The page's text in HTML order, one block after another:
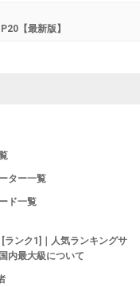
【最新版】
ター一覧
ド一覧
ランク1]｜人気ランキングサ
内最大級について